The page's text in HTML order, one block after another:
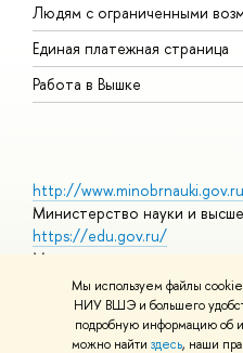
Мы используем файлы
НИУ ВШЭ и большего
подробную информацию об
можно найти здесь, наши
Людям с ограниченными
Единая платежная страница
Работа в Вышке
http://
Министерство науки и
https://edu.gov.ru/
Министерство просвещения
https://elearning.hse.ru/mooc
Массовые открытые